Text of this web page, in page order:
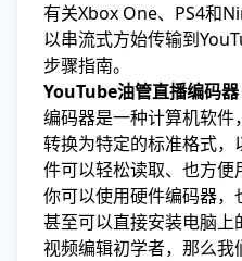
有关Xbox One、PS4和
以串流式方始传输到
步骤指南。
YouTube油管直播编码器
编码器是一种计算机软
转换为特定的标准格式
件可以轻松读取、也方便
你可以使用硬件编码器，
甚至可以直接安装电脑
视频编辑初学者，那么